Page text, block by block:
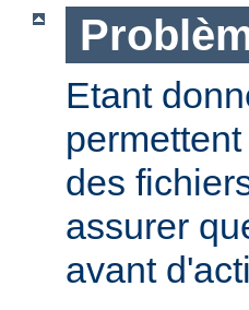
Etant
des
assurer
avant